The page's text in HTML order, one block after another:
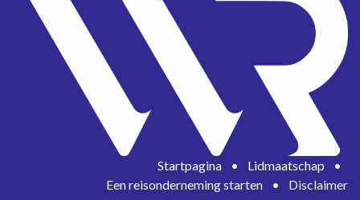
Startpagina • Lidmaatschap
•
Een reisonderneming starten
• Disclaimer